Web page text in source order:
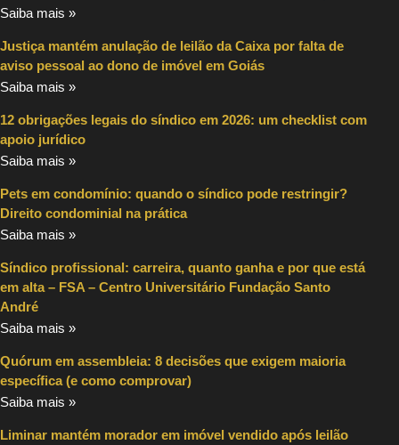
Saiba mais »
Justiça mantém anulação de leilão da Caixa por falta de
aviso pessoal ao dono de imóvel em Goiás
Saiba mais »
12 obrigações legais do síndico em 2026: um checklist com
apoio jurídico
Saiba mais »
Pets em condomínio: quando o síndico pode restringir?
Direito condominial na prática
Saiba mais »
Síndico profissional: carreira, quanto ganha e por que está
em alta – FSA – Centro Universitário Fundação Santo
André
Saiba mais »
Quórum em assembleia: 8 decisões que exigem maioria
específica (e como comprovar)
Saiba mais »
Liminar mantém morador em imóvel vendido após leilão